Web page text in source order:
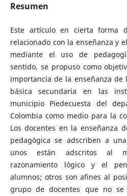
Resumen
Este artículo en cierta forma
relacionado con la enseñanza y
mediante el uso de
sentido, se propuso como
importancia de la enseñanza
básica secundaria en las
municipio Piedecuesta del
Colombia como medio para la
Los docentes en la enseñanza
pedagógica se adscriben a
unos están adscritos al
razonamiento lógico y el
alumnos; otros son afines al
grupo de docentes que no